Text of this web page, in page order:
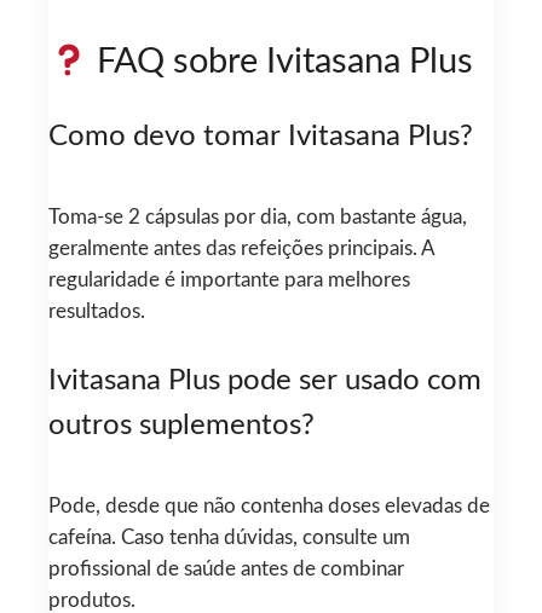
FAQ sobre Ivitasana Plus
Como devo tomar Ivitasana Plus?
Toma-se 2 cápsulas por dia, com bastante água,
geralmente antes das refeições principais. A
regularidade é importante para melhores
resultados.
Ivitasana Plus pode ser usado com
outros suplementos?
Pode, desde que não contenha doses elevadas de
cafeína. Caso tenha dúvidas, consulte um
profissional de saúde antes de combinar
produtos.